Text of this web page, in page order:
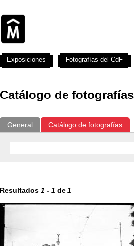
Catálogo de fotografías
General Catálogo de fotografías
Resultados 1 - 1 de 1
Exposiciones Fotografías del CdF